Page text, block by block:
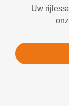
Uw